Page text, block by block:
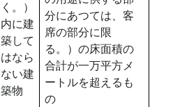
く。）
内に建
築して
はなら
ない建
築物
分にあつては、客
席の部分に限
る。）の床面積の
合計が一万平方メ
ートルを超えるも
の